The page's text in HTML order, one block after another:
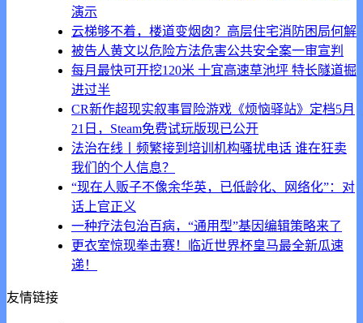
演示
云梯够不着，楼道变烟囱？高层住宅消防困局何解
被告人黄文以危险方法危害公共安全案一审宣判
每月最快可开挖120米 十宜高速草池坪 特长隧道掘
进过半
CR新作超现实叙事冒险游戏《烦恼驿站》定档5月
21日，Steam免费试玩版现已公开
法治在线丨频繁接到培训机构骚扰电话 谁在狂卖
我们的个人信息？
“现在人贩子不像余华英，已低龄化、网络化”：对
话上官正义
一种疗法包治百病，“通用型”基因编辑策略来了
更衣室惊现拳击赛！临近世界杯皇马最全新瓜速
递！
友情链接